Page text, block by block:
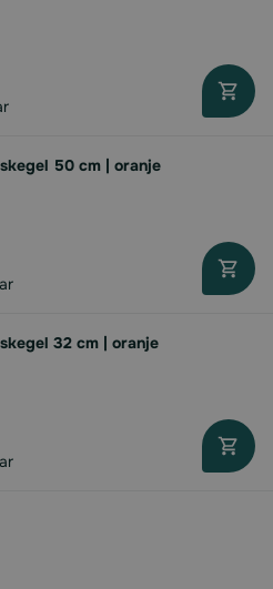
50 cm | oranje
32 cm | oranje